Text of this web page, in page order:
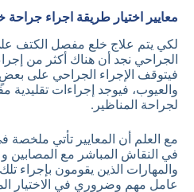
معايير اختيار طريقة اجراء
لكي يتم علاج خلع مفصل الكتف
الجراحي نجد أن هناك أكثر من
فيتوقف الإجراء الجراحي على بعضٍ
والعيوب، فيوجد إجراءات تقليدية
لجراحة المناظير.
مع العلم أن المعايير تأتي ملخصة
في النقاش المباشر مع المصابين
والمهارات الذين يقومون بإجراء
عامل مهم وضروري في الاختيار